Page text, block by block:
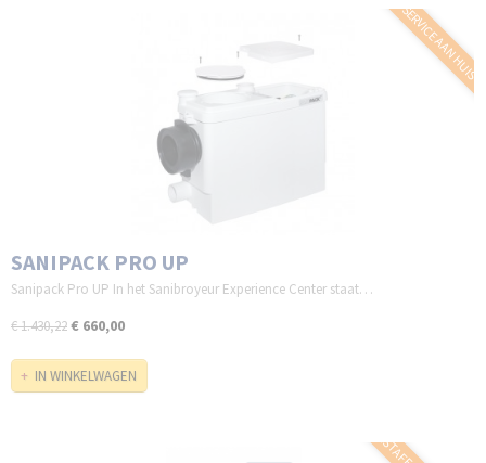
SERVICE AAN HUIS
SANIPACK PRO UP
Sanipack Pro UP In het Sanibroyeur Experience Center staat…
€ 1.430,22€ 660,00
IN WINKELWAGEN